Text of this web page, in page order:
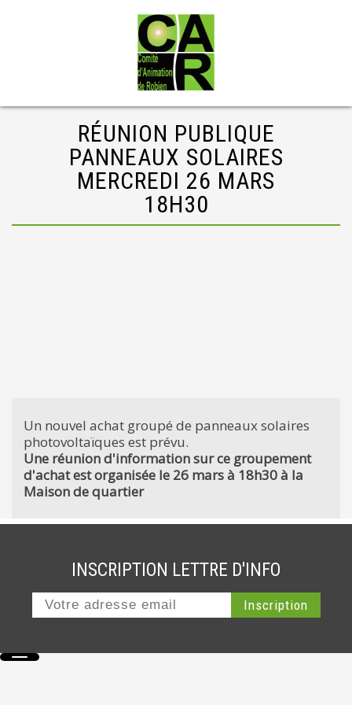
RÉUNION PUBLIQUE
PANNEAUX SOLAIRES
MERCREDI 26 MARS
18H30
Un nouvel achat groupé de panneaux solaires
photovoltaïques est prévu.
Une réunion d'information sur ce groupement
d'achat est organisée le 26 mars à 18h30 à la
Maison de quartier
INSCRIPTION LETTRE D'INFO